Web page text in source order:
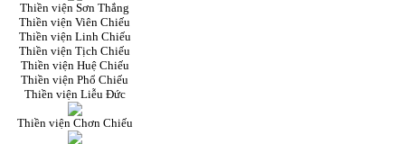
Thiền viện Sơn Thắng
Thiền viện Viên Chiếu
Thiền viện Linh Chiếu
Thiền viện Tịch Chiếu
Thiền viện Huệ Chiếu
Thiền viện Phổ Chiếu
Thiền viện Liễu Đức
Thiền viện Chơn Chiếu